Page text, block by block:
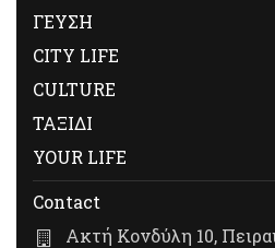
ΓΕΥΣΗ
CITY LIFE
CULTURE
ΤΑΞΙΔΙ
YOUR LIFE
Contact
Ακτή Κονδύλη 10,